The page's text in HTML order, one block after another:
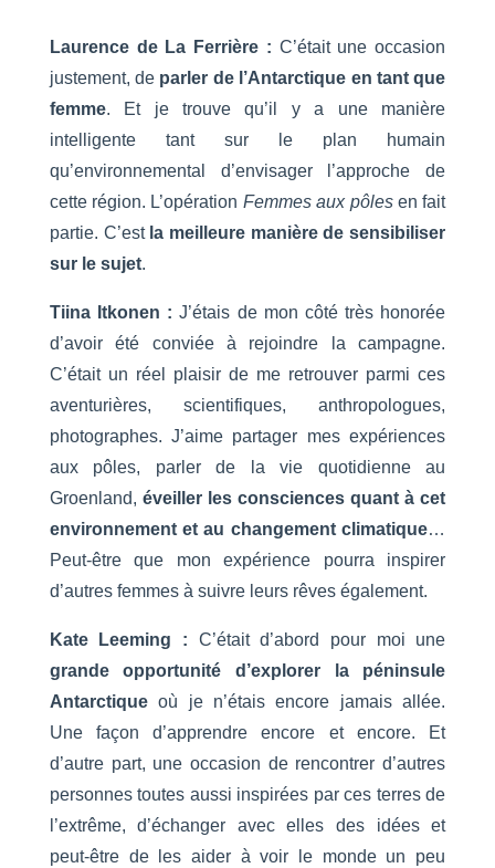
Laurence de La Ferrière : C’était une occasion
justement, de parler de l’Antarctique en tant que
femme. Et je trouve qu’il y a une manière
intelligente tant sur le plan humain
qu’environnemental d’envisager l’approche de
cette région. L’opération Femmes aux pôlesen fait
partie. C’est la meilleure manière de sensibiliser
sur le sujet.
Tiina Itkonen :J’étais de mon côté très honorée
d’avoir été conviée à rejoindre la campagne.
C’était un réel plaisir de me retrouver parmi ces
aventurières, scientifiques, anthropologues,
photographes. J’aime partager mes expériences
aux pôles, parler de la vie quotidienne au
Groenland, éveiller les consciences quant à cet
environnement et au changement climatique…
Peut-être que mon expérience pourra inspirer
d’autres femmes à suivre leurs rêves également.
Kate Leeming : C’était d’abord pour moi une
grande opportunité d’explorer la péninsule
Antarctiqueoù je n’étais encore jamais allée.
Une façon d’apprendre encore et encore. Et
d’autre part, une occasion de rencontrer d’autres
personnes toutes aussi inspirées par ces terres de
l’extrême, d’échanger avec elles des idées et
peut-être de les aider à voir le monde un peu